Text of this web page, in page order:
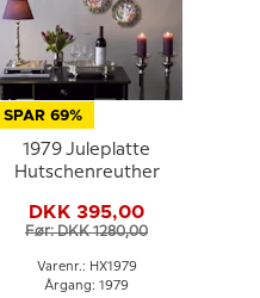
SPAR 69%
1979 Juleplatte
Hutschenreuther
DKK 395,00
Før: DKK 1280,00
Varenr.: HX1979
Årgang: 1979